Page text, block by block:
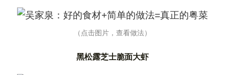
（点击图片，查看做法）
黑松露芝士脆面大虾